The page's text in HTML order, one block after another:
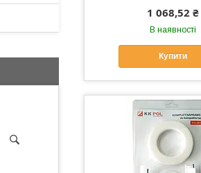
1 068,52 ₴
В наявності
Купити